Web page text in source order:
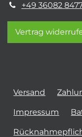
+49 36082
Vertrag
Versand
Impressum